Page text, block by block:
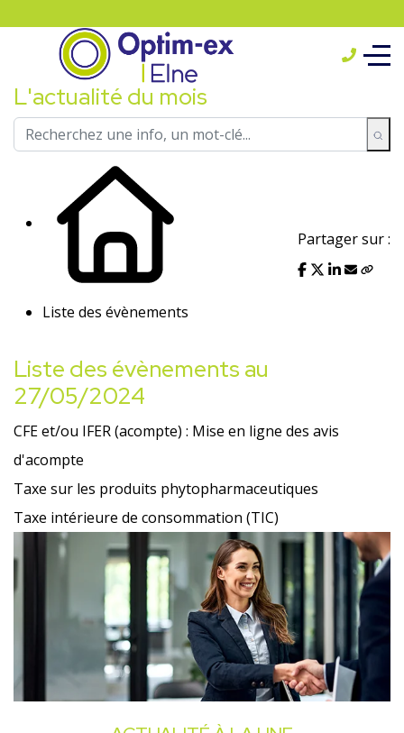
L'actualité du mois
Liste des évènements
Partager sur :
Liste des évènements au
27/05/2024
CFE et/ou IFER (acompte) : Mise en ligne des avis
d'acompte
Taxe sur les produits phytopharmaceutiques
Taxe intérieure de consommation (TIC)